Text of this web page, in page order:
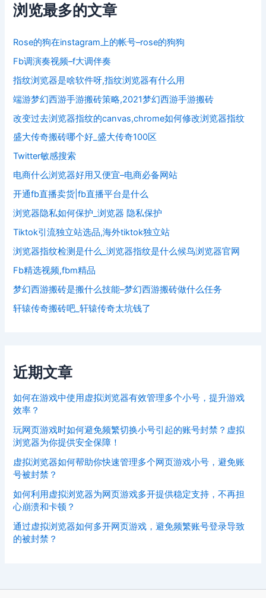
浏览最多的文章
Rose的狗在instagram上的帐号–rose的狗狗
Fb调演奏视频–f大调伴奏
指纹浏览器是啥软件呀,指纹浏览器有什么用
端游梦幻西游手游搬砖策略,2021梦幻西游手游搬砖
改变过去浏览器指纹的canvas,chrome如何修改浏览器指纹
盛大传奇搬砖哪个好_盛大传奇100区
Twitter敏感搜索
电商什么浏览器好用又便宜–电商必备网站
开通fb直播卖货|fb直播平台是什么
浏览器隐私如何保护_浏览器 隐私保护
Tiktok引流独立站选品,海外tiktok独立站
浏览器指纹检测是什么_浏览器指纹是什么候鸟浏览器官网
Fb精选视频,fbm精品
梦幻西游搬砖是搬什么技能–梦幻西游搬砖做什么任务
轩辕传奇搬砖吧_轩辕传奇太坑钱了
近期文章
如何在游戏中使用虚拟浏览器有效管理多个小号，提升游戏
效率？
玩网页游戏时如何避免频繁切换小号引起的账号封禁？虚拟
浏览器为你提供安全保障！
虚拟浏览器如何帮助你快速管理多个网页游戏小号，避免账
号被封禁？
如何利用虚拟浏览器为网页游戏多开提供稳定支持，不再担
心崩溃和卡顿？
通过虚拟浏览器如何多开网页游戏，避免频繁账号登录导致
的被封禁？